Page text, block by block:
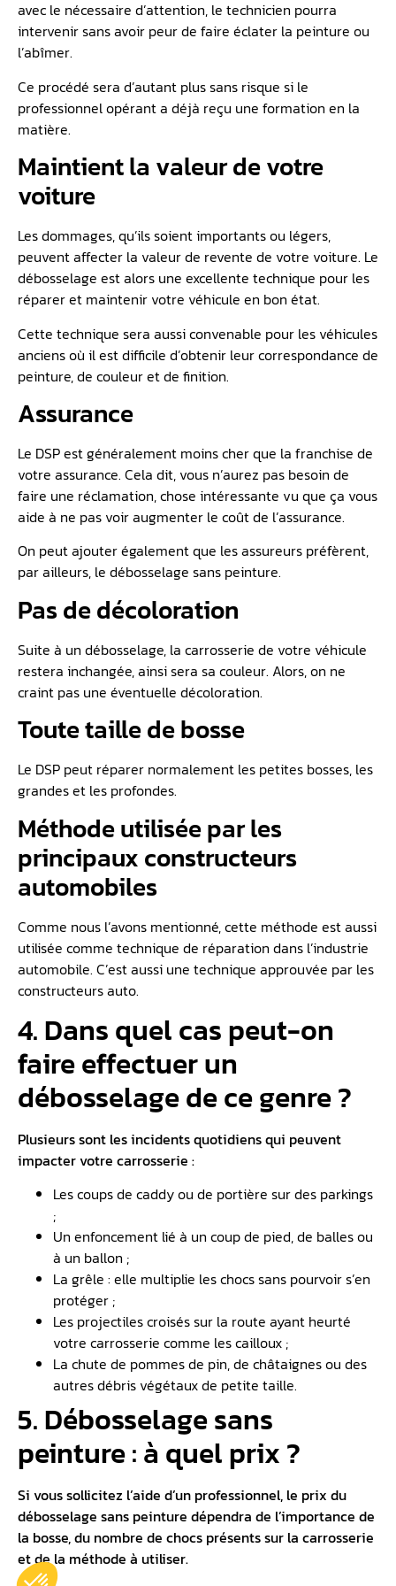
avec le nécessaire d’attention, le technicien pourra
intervenir sans avoir peur de faire éclater la peinture ou
l’abîmer.
Ce procédé sera d’autant plus sans risque si le
professionnel opérant a déjà reçu une formation en la
matière.
Maintient la valeur de votre
voiture
Les dommages, qu’ils soient importants ou légers,
peuvent affecter la valeur de revente de votre voiture. Le
débosselage est alors une excellente technique pour les
réparer et maintenir votre véhicule en bon état.
Cette technique sera aussi convenable pour les véhicules
anciens où il est difficile d’obtenir leur correspondance de
peinture, de couleur et de finition.
Assurance
Le DSP est généralement moins cher que la franchise de
votre assurance. Cela dit, vous n’aurez pas besoin de
faire une réclamation, chose intéressante vu que ça vous
aide à ne pas voir augmenter le coût de l’assurance.
On peut ajouter également que les assureurs préfèrent,
par ailleurs, le débosselage sans peinture.
Pas de décoloration
Suite à un débosselage, la carrosserie de votre véhicule
restera inchangée, ainsi sera sa couleur. Alors, on ne
craint pas une éventuelle décoloration.
Toute taille de bosse
Le DSP peut réparer normalement les petites bosses, les
grandes et les profondes.
Méthode utilisée par les
principaux constructeurs
automobiles
Comme nous l’avons mentionné, cette méthode est aussi
utilisée comme technique de réparation dans l’industrie
automobile. C’est aussi une technique approuvée par les
constructeurs auto.
4. Dans quel cas peut-on
faire effectuer un
débosselage de ce genre ?
Plusieurs sont les incidents quotidiens qui peuvent
impacter votre carrosserie :
Les coups de caddy ou de portière sur des parkings
;
Un enfoncement lié à un coup de pied, de balles ou
à un ballon ;
La grêle : elle multiplie les chocs sans pourvoir s’en
protéger ;
Les projectiles croisés sur la route ayant heurté
votre carrosserie comme les cailloux ;
La chute de pommes de pin, de châtaignes ou des
autres débris végétaux de petite taille.
5. Débosselage sans
peinture : à quel prix ?
Si vous sollicitez l’aide d’un professionnel, le prix du
débosselage sans peinture dépendra de l’importance de
la bosse, du nombre de chocs présents sur la carrosserie
et de la méthode à utiliser.